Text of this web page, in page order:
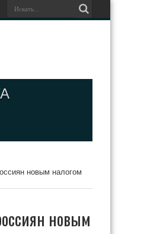
новым налогом
новым